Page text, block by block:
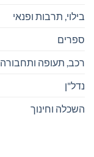
בילוי, תרבות ופנאי
ספרים
רכב, תעופה ותחבורה
נדל"ן
השכלה וחינוך